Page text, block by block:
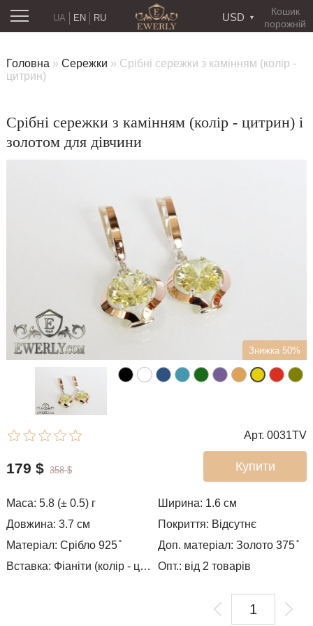
Кошик
порожній
USD
RU
UA EN
Головна » Сережки » Срібні сережки з камінням (колір -
цитрин)
Срібні сережки з камінням (колір - цитрин) і
золотом для дівчини
Знижка 50%
Арт. 0031TV
Купити
179 $ 358 $
Маса: 5.8 (± 0.5) г Ширина: 1.6см
Довжина: 3.7 см
Покриття: Відсутнє
Матеріал: Срібло 925 ̊
Доп. матеріал: Золото 375 ̊
Вставка: Фіаніти (колір - цитрин)
Опт.: від 2 товарів